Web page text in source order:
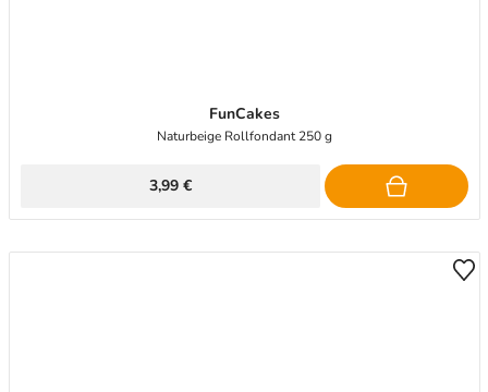
FunCakes
Naturbeige Rollfondant 250 g
3,99 €